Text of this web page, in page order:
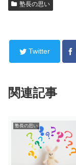
塾長の思い
Twitter
関連記事
塾長の思い